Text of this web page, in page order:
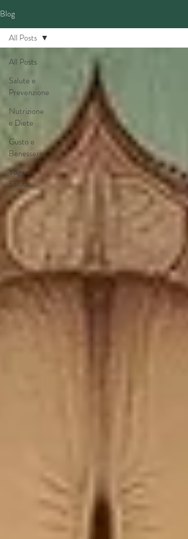
Blog
All Posts
Salute e
Prevenzione
Nutrizione
e Diete
Gusto e
Benessere
Yoga e
Salute
All Posts